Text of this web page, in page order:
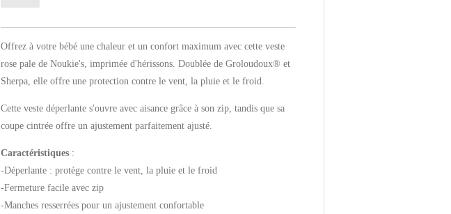
Offrez à votre bébé une chaleur et un confort maximum avec cette veste
rose pale de Noukie's, imprimée d'hérissons. Doublée de Groloudoux® et
Sherpa, elle offre une protection contre le vent, la pluie et le froid.
Cette veste déperlante s'ouvre avec aisance grâce à son zip, tandis que sa
coupe cintrée offre un ajustement parfaitement ajusté.
Caractéristiques :
-Déperlante : protège contre le vent, la pluie et le froid
-Fermeture facile avec zip
-Manches resserrées pour un ajustement confortable